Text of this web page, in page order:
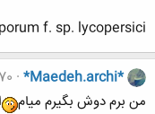
f. sp. lycopersici
*Maedeh.archi*
من برم دوش بگیرم میام